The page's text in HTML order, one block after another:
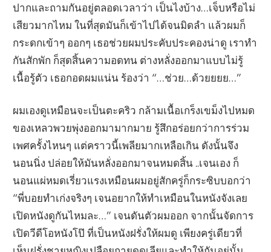
ปากและถามกันอยู่ตลอดเวลาว่า เป็นไงบ้าง…เจ็บหรือไม่
เสียวมากไหม ในที่สุดมันก็เข้าไปได้จนมิดลำ แล้วผมก็
กระดกเข้าๆ ออกๆ เธอช่วยผมประคับประคองน่าดู เราทำ
กันสักพัก ก็สุดสิ้นความอดทน ต่างหลั่งออกมาแบบไม่รู้
เนื้อรู้ตัว เธอกอดผมแน่น ร้องว่า “…ช่วย…ด้วยยยย…”
ผมเองดูเหมือนจะเป็นตะคริว กล้ามเนื้อเกร็งเขม็งไปหมด
ของเหลวพวยพุ่งออกมามากมาย รู้สึกอร่อยกว่าการร่วม
เพศครั้งไหนๆ แต่คราวนี้เพลียมากเหลือเกิน ดังนั้นจึง
นอนนิ่ง ปล่อยให้มันหลั่งออกมาจนหมดสิ้น ..เจนเอง ก็
นอนแผ่หมดเรี่ยวแรงเหมือนผมอยู่สักครู่ก็กระซิบบอกว่า
“พี่บอยทำเก่งจริงๆ เจนอยากให้ทำเหมือนในหนังจังเลย
เปิดหนังดูกันไหมละ…” เจนดันตัวผมออก จากนั้นจัดการ
เปิดวีดีโอหนังโป๊ ที่เป็นหนังฝรั่งให้ผมดู เพียงครู่เดียวที่